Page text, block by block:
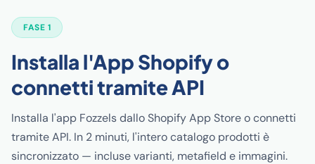
FASE 1
Installa l'App Shopify o
connetti tramite API
Installa l'app Fozzels dallo Shopify App Store o connetti
tramite API. In 2 minuti, l'intero catalogo prodotti è
sincronizzato — incluse varianti, metafield e immagini.